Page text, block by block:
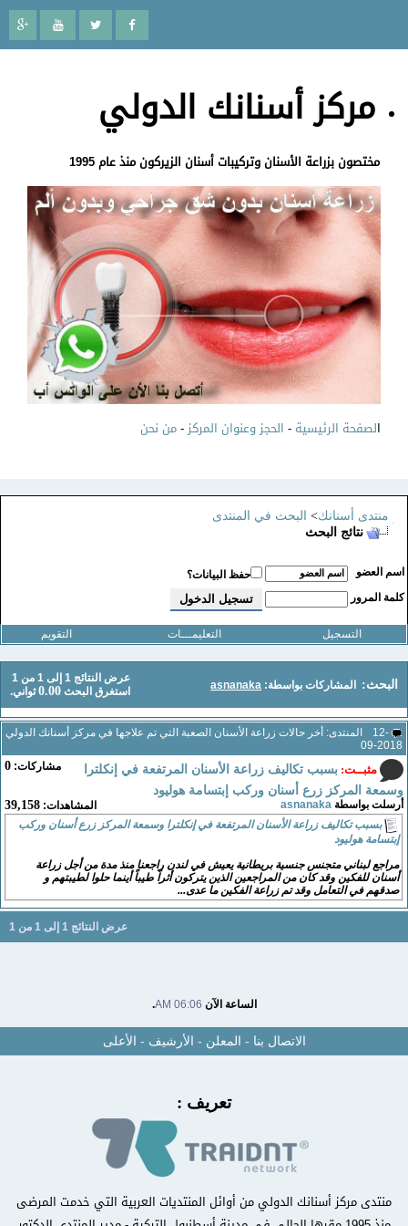
مركز أسنانك الدولي
مختصون بزراعة الأسنان وتركيبات أسنان الزيركون منذ عام 1995
لصفحة الرئيسية-الحجز وعنوان المركز-من نحن
منتدى أسنانك>البحث في المنتدى
نتائج البحث
اسم العضو
حفظ البيانات؟
كلمة المرور
التسجيل التعليمـــات التقويم
عرض النتائج 1 إلى 1 من 1
استغرق البحث0.00ثواني. البحث: المشاركات بواسطة:asnanaka
المنتدى:أخر حالات زراعة الأسنان الصعبة التي تم علاجها في مركز أسنانك الدولي
12-
09-2018
مشاركات:0 مثبــت: بسبب تكاليف زراعة الأسنان المرتفعة في إنكلترا
وسمعة المركز زرع أسنان وركب إبتسامة هوليود
المشاهدات:39,158 أرسلت بواسطةasnanaka
بسبب تكاليف زراعة الأسنان المرتفعة في إنكلترا وسمعة المركز زرع أسنان وركب
إبتسامة هوليود
مراجع لبناني متجنس جنسية بريطانية يعيش في لندن راجعنا منذ مدة من أجل زراعة
أسنان للفكين وقد كان من المراجعين الذين يتركون أثراً طيباً أينما حلوا لطيبتهم و
صدقهم في التعامل وقد تم زراعة الفكين ما عدى...
عرض النتائج 1 إلى 1 من 1
الساعة الآن06:06 AM
.
الاتصال بنا-المعلن-الأرشيف -الأعلى
تعريف :
منتدى مركز أسنانك الدولي من أوائل المنتديات العربية التي خدمت المرضى